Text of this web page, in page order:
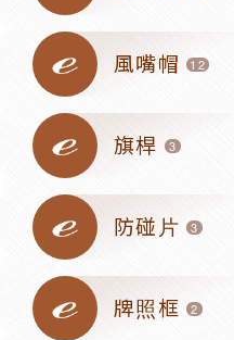
風嘴帽12
旗桿 3
防碰片 3
牌照框 2